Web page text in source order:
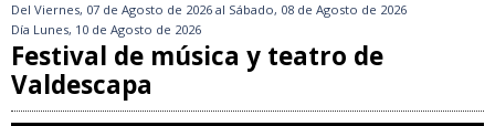
Del Viernes, 07 de Agosto de 2026 al Sábado, 08 de Agosto de 2026
Día Lunes, 10 de Agosto de 2026
Festival de música y teatro de
Valdescapa